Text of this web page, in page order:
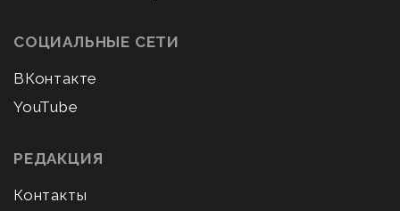
СОЦИАЛЬНЫЕ СЕТИ
ВКонтакте
YouTube
РЕДАКЦИЯ
Контакты